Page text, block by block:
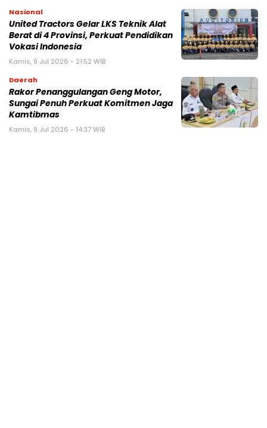
Nasional
United Tractors Gelar LKS Teknik Alat
Berat di 4 Provinsi, Perkuat Pendidikan
Vokasi Indonesia
Kamis, 9 Jul 2026 - 21:52 WIB
Daerah
Rakor Penanggulangan Geng Motor,
Sungai Penuh Perkuat Komitmen Jaga
Kamtibmas
Kamis, 9 Jul 2026 - 14:37 WIB